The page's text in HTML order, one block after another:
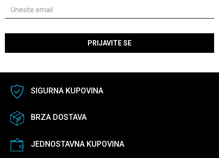
PRIJAVITE SE
SIGURNA KUPOVINA
BRZA DOSTAVA
JEDNOSTAVNA KUPOVINA